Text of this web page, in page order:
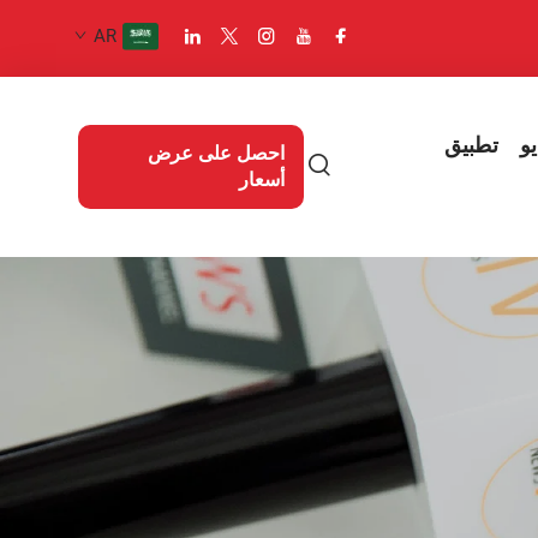
AR
تطبيق
احصل على عرض
أسعار